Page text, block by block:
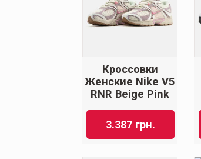
Кроссовки
Женские Nike V5
RNR Beige Pink
3.387 грн.